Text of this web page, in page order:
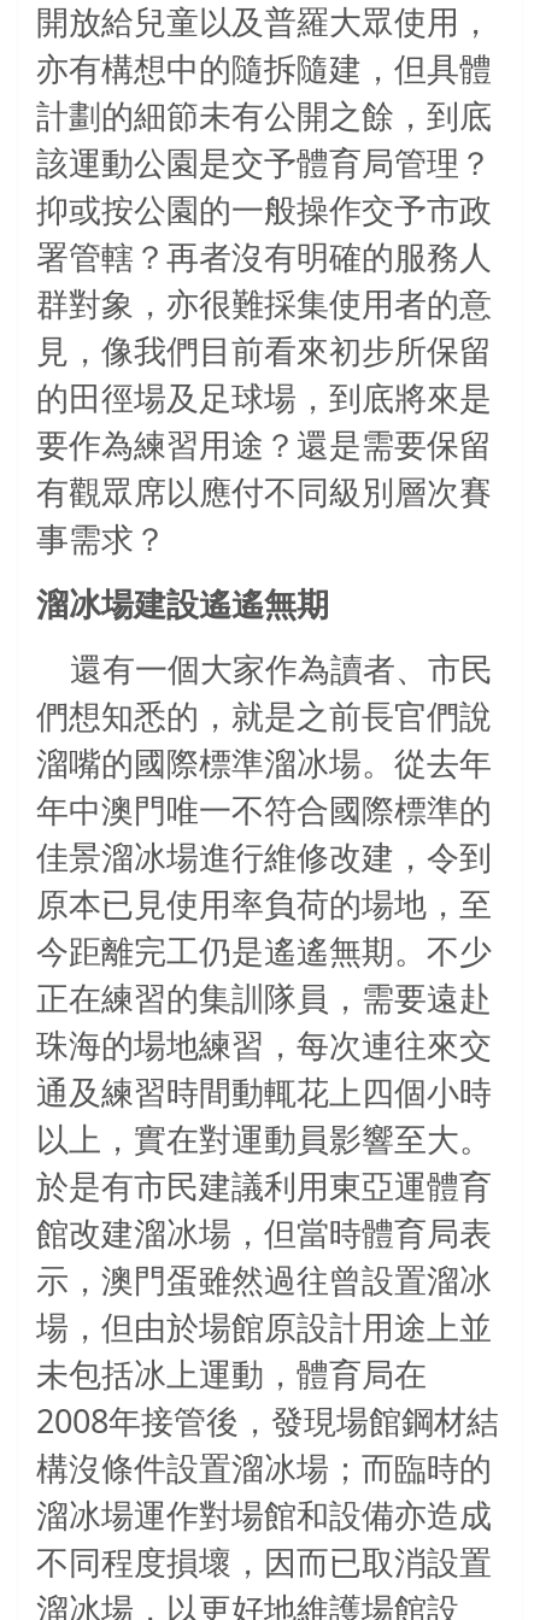
開放給兒童以及普羅大眾使用，
亦有構想中的隨拆隨建，但具體
計劃的細節未有公開之餘，到底
該運動公園是交予體育局管理？
抑或按公園的一般操作交予市政
署管轄？再者沒有明確的服務人
群對象，亦很難採集使用者的意
見，像我們目前看來初步所保留
的田徑場及足球場，到底將來是
要作為練習用途？還是需要保留
有觀眾席以應付不同級別層次賽
事需求？
溜冰場建設遙遙無期
還有一個大家作為讀者、市民
們想知悉的，就是之前長官們說
溜嘴的國際標準溜冰場。從去年
年中澳門唯一不符合國際標準的
佳景溜冰場進行維修改建，令到
原本已見使用率負荷的場地，至
今距離完工仍是遙遙無期。不少
正在練習的集訓隊員，需要遠赴
珠海的場地練習，每次連往來交
通及練習時間動輒花上四個小時
以上，實在對運動員影響至大。
於是有市民建議利用東亞運體育
館改建溜冰場，但當時體育局表
示，澳門蛋雖然過往曾設置溜冰
場，但由於場館原設計用途上並
未包括冰上運動，體育局在
2008年接管後，發現場館鋼材結
構沒條件設置溜冰場；而臨時的
溜冰場運作對場館和設備亦造成
不同程度損壞，因而已取消設置
溜冰場，以更好地維護場館設